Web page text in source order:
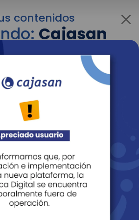
contenidos
Cajasan
de tu interés más
utilizar el menú